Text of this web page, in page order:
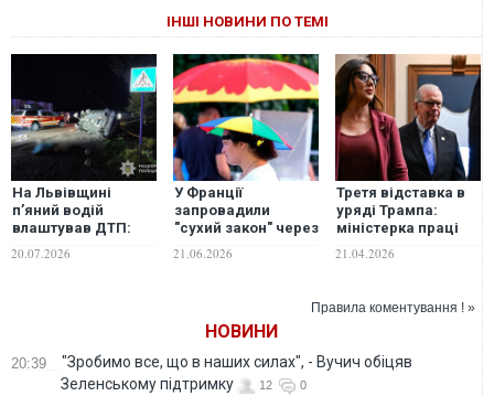
ІНШІ НОВИНИ ПО ТЕМІ
На Львівщині
п’яний водій
влаштував ДТП:
дівчини, ще двоє
20.07.2026
У Франції
запровадили
"сухий закон" через
21.06.2026
Третя відставка в
уряді Трампа:
міністерка праці
після звинувачень
алкоголем
21.04.2026
Правила коментування ! »
НОВИНИ
20:39
"Зробимо все, що в наших силах", - Вучич обіцяв
Зеленському підтримку
12 0